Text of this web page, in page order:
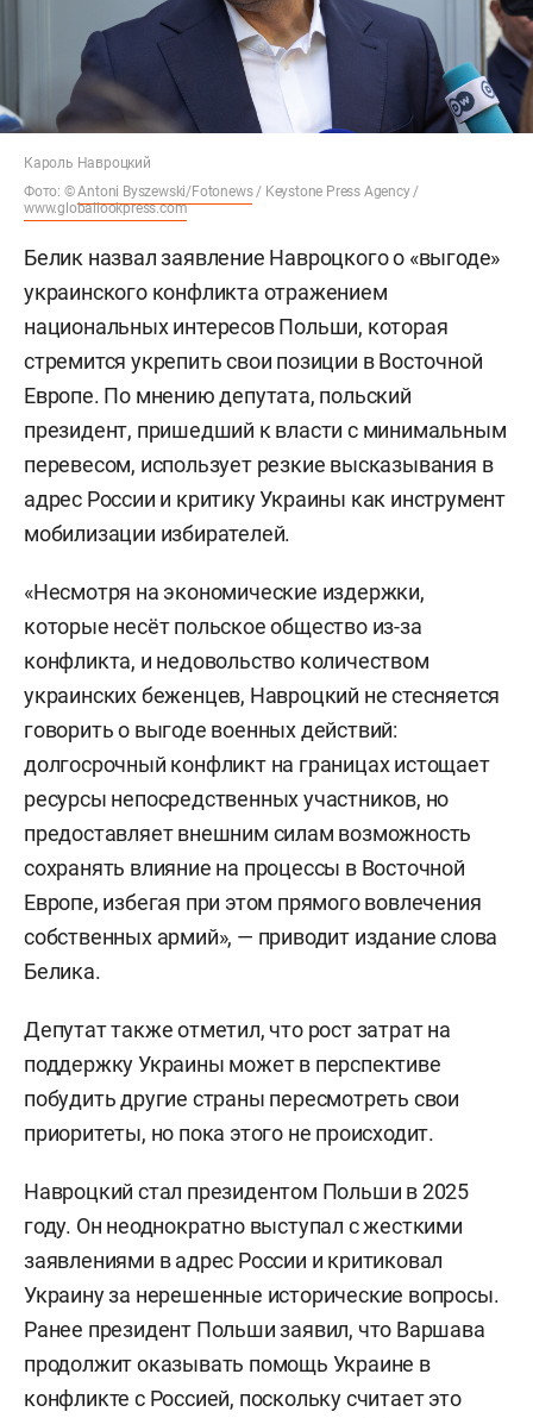
Кароль Навроцкий
Фото: ©Antoni Byszewski/Fotonews/ Keystone Press Agency /
www.globallookpress.com
Белик назвал заявление Навроцкого о «выгоде»
украинского конфликта отражением
национальных интересов Польши, которая
стремится укрепить свои позиции в Восточной
Европе. По мнению депутата, польский
президент, пришедший к власти с минимальным
перевесом, использует резкие высказывания в
адрес России и критику Украины как инструмент
мобилизации избирателей.
«Несмотря на экономические издержки,
которые несёт польское общество из-за
конфликта, и недовольство количеством
украинских беженцев, Навроцкий не стесняется
говорить о выгоде военных действий:
долгосрочный конфликт на границах истощает
ресурсы непосредственных участников, но
предоставляет внешним силам возможность
сохранять влияние на процессы в Восточной
Европе, избегая при этом прямого вовлечения
собственных армий», — приводит издание слова
Белика.
Депутат также отметил, что рост затрат на
поддержку Украины может в перспективе
побудить другие страны пересмотреть свои
приоритеты, но пока этого не происходит.
Навроцкий стал президентом Польши в 2025
году. Он неоднократно выступал с жесткими
заявлениями в адрес России и критиковал
Украину за нерешенные исторические вопросы.
Ранее президент Польши заявил, что Варшава
продолжит оказывать помощь Украине в
конфликте с Россией, поскольку считает это